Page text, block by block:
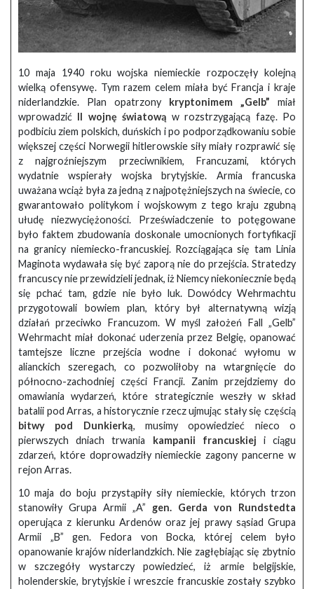
10 maja 1940 roku wojska niemieckie rozpoczęły kolejną
wielką ofensywę. Tym razem celem miała być Francja i kraje
niderlandzkie. Plan opatrzony kryptonimem „Gelb” miał
wprowadzić II wojnę światową w rozstrzygającą fazę. Po
podbiciu ziem polskich, duńskich i po podporządkowaniu sobie
większej części Norwegii hitlerowskie siły miały rozprawić się
z najgroźniejszym przeciwnikiem, Francuzami, których
wydatnie wspierały wojska brytyjskie. Armia francuska
uważana wciąż była za jedną z najpotężniejszych na świecie, co
gwarantowało politykom i wojskowym z tego kraju zgubną
ułudę niezwyciężoności. Przeświadczenie to potęgowane
było faktem zbudowania doskonale umocnionych fortyfikacji
na granicy niemiecko-francuskiej. Rozciągająca się tam Linia
Maginota wydawała się być zaporą nie do przejścia. Stratedzy
francuscy nie przewidzieli jednak, iż Niemcy niekoniecznie będą
się pchać tam, gdzie nie było luk. Dowódcy Wehrmachtu
przygotowali bowiem plan, który był alternatywną wizją
działań przeciwko Francuzom. W myśl założeń Fall „Gelb”
Wehrmacht miał dokonać uderzenia przez Belgię, opanować
tamtejsze liczne przejścia wodne i dokonać wyłomu w
alianckich szeregach, co pozwoliłoby na wtargnięcie do
północno-zachodniej części Francji. Zanim przejdziemy do
omawiania wydarzeń, które strategicznie weszły w skład
batalii pod Arras, a historycznie rzecz ujmując stały się częścią
bitwy pod Dunkierką, musimy opowiedzieć nieco o
pierwszych dniach trwania kampanii francuskiej i ciągu
zdarzeń, które doprowadziły niemieckie zagony pancerne w
rejon Arras.
10 maja do boju przystąpiły siły niemieckie, których trzon
stanowiły Grupa Armii „A” gen. Gerda von Rundstedta
operująca z kierunku Ardenów oraz jej prawy sąsiad Grupa
Armii „B” gen. Fedora von Bocka, której celem było
opanowanie krajów niderlandzkich. Nie zagłębiając się zbytnio
w szczegóły wystarczy powiedzieć, iż armie belgijskie,
holenderskie, brytyjskie i wreszcie francuskie zostały szybko